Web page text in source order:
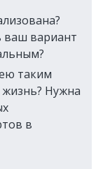
ваш вариант
таким
Нужна
в